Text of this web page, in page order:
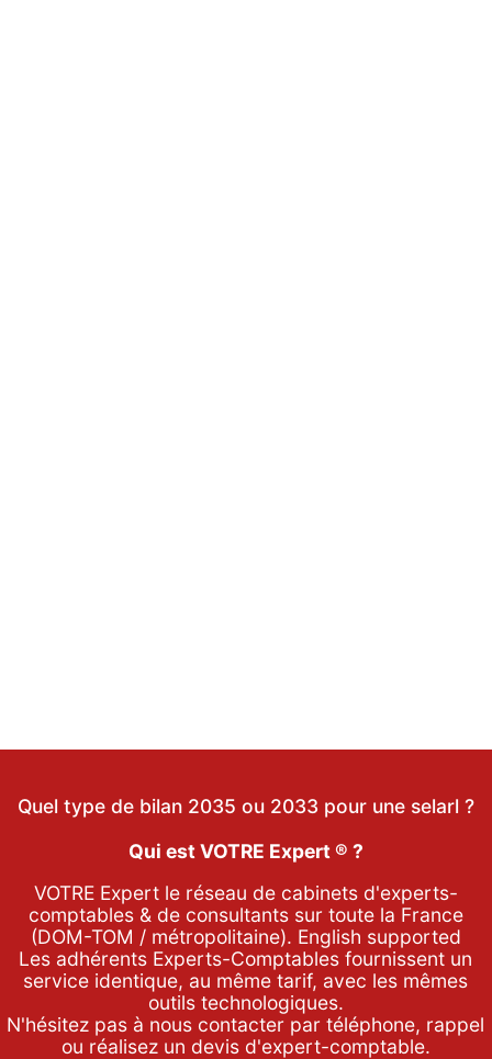
Quel type de bilan 2035 ou 2033 pour une selarl ?
Qui est VOTRE Expert ® ?
VOTRE Expert le réseau de cabinets d'experts-
comptables & de consultants sur toute la France
(DOM-TOM / métropolitaine). English supported
Les adhérents Experts-Comptables fournissent un
service identique, au même tarif, avec les mêmes
outils technologiques.
N'hésitez pas à nous contacter partéléphone, rappel
ou réalisez un devis d'expert-comptable.